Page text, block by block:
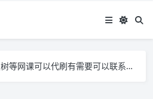
课可以代刷有需要可以联系邮箱i@tuzi.la
课可以代刷有需要可以联系邮箱i@tuzi.la